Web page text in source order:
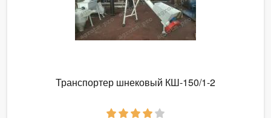
Транспортер шнековый КШ-150/1-2